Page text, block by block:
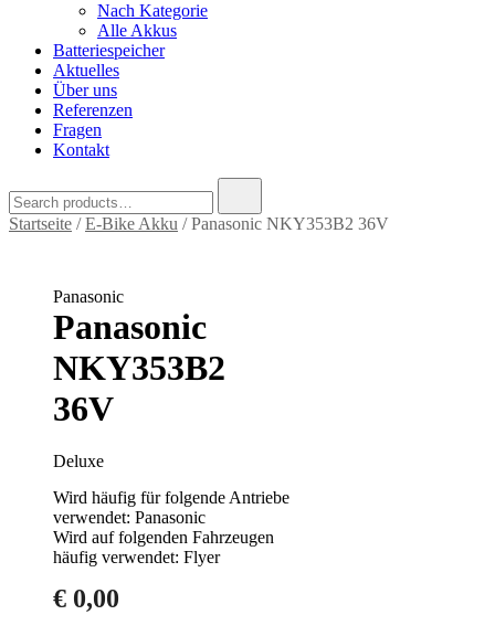
Nach Kategorie
Alle Akkus
Batteriespeicher
Aktuelles
Über uns
Referenzen
Fragen
Kontakt
for:
Startseite /E-Bike Akku / Panasonic NKY353B2 36V
Panasonic
Panasonic
NKY353B2
36V
Deluxe
Wird häufig für folgende Antriebe
verwendet: Panasonic
Wird auf folgenden Fahrzeugen
häufig verwendet: Flyer
€ 0,00